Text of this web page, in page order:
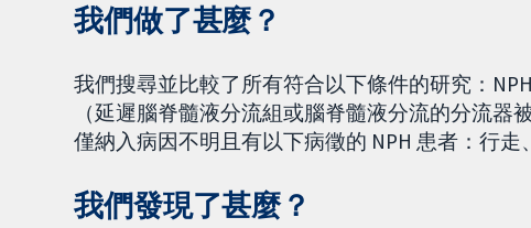
我們做了甚麼？
我們搜尋並比較了所有符合以下條件的研究：
（延遲腦脊髓液分流組或腦脊髓液分流的分流
僅納入病因不明且有以下病徵的 NPH 患者：行走
我們發現了甚麼？